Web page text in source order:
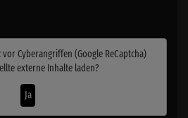
vor Cyberangriffen (Google ReCaptcha)
externe Inhalte laden?
Ja